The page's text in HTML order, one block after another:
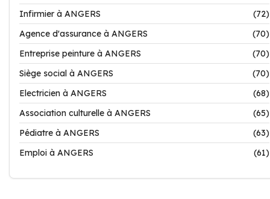
Infirmier à ANGERS
(72)
Agence d'assurance à ANGERS
(70)
Entreprise peinture à ANGERS
(70)
Siège social à ANGERS
(70)
Electricien à ANGERS
(68)
Association culturelle à ANGERS
(65)
Pédiatre à ANGERS
(63)
Emploi à ANGERS
(61)